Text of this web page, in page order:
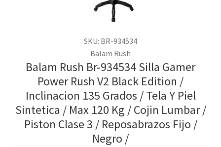
SKU: BR-934534
Balam Rush
Balam Rush Br-934534 Silla Gamer
Power Rush V2 Black Edition /
Inclinacion 135 Grados / Tela Y Piel
Sintetica / Max 120 Kg / Cojin Lumbar /
Piston Clase 3 / Reposabrazos Fijo /
Negro /